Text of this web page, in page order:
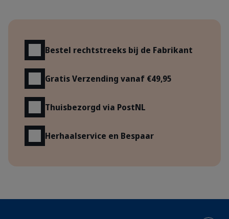
Bestel rechtstreeks bij de Fabrikant
Gratis Verzending vanaf €49,95
Thuisbezorgd via PostNL
Herhaalservice en Bespaar